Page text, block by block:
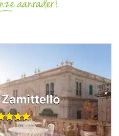
Zamittello